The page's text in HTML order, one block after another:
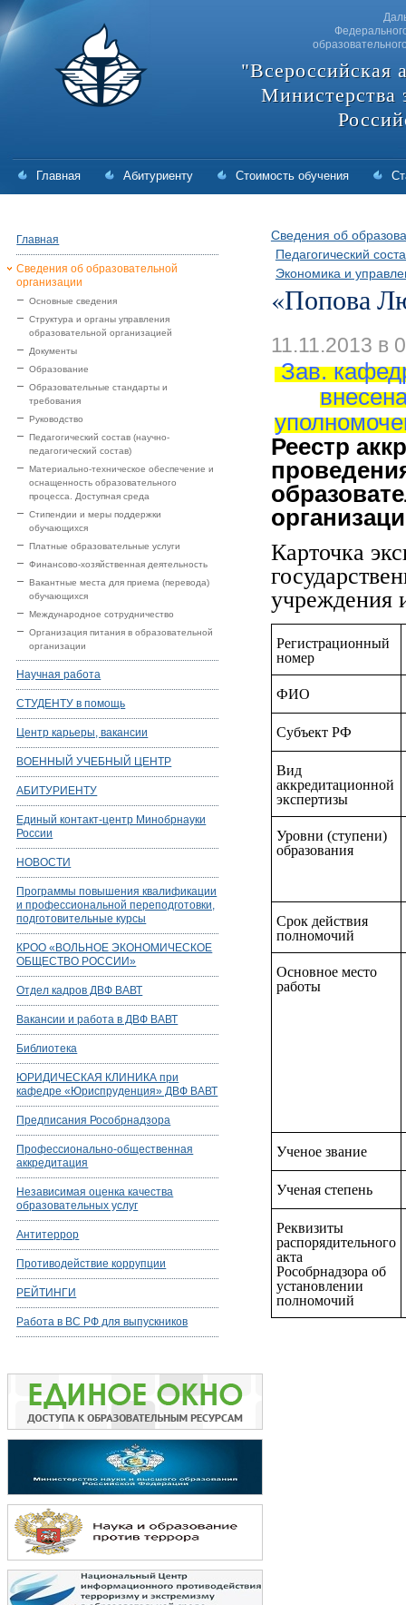
"Всероссийская
Министерства
Главная Абитуриенту Стоимость обучения
Главная
Сведения об образовательной
организации
Основные сведения
Структура и органы управления
образовательной организацией
Документы
Образование
Образовательные стандарты и
требования
Руководство
Педагогический состав (научно-
педагогический состав)
Материально-техническое обеспечение и
оснащенность образовательного
процесса. Доступная среда
Стипендии и меры поддержки
обучающихся
Платные образовательные услуги
Финансово-хозяйственная деятельность
Вакантные места для приема (перевода)
обучающихся
Международное сотрудничество
Организация питания в образовательной
организации
Научная работа
СТУДЕНТУ в помощь
Центр карьеры, вакансии
ВОЕННЫЙ УЧЕБНЫЙ ЦЕНТР
АБИТУРИЕНТУ
Единый контакт-центр Минобрнауки
России
НОВОСТИ
Программы повышения квалификации
и профессиональной переподготовки,
подготовительные курсы
КРОО «ВОЛЬНОЕ ЭКОНОМИЧЕСКОЕ
ОБЩЕСТВО РОССИИ»
Отдел кадров ДВФ ВАВТ
Вакансии и работа в ДВФ ВАВТ
Библиотека
ЮРИДИЧЕСКАЯ КЛИНИКА при
кафедре «Юриспруденция» ДВФ ВАВТ
Предписания Рособрнадзора
Профессионально-общественная
аккредитация
Независимая оценка качества
образовательных услуг
Антитеррор
Противодействие коррупции
РЕЙТИНГИ
Работа в ВС РФ для выпускников
Сведения об
Педагогический
Экономика и
«Попова
11.11.2013 в
Зав.
Реестр
Карточка
учреждения
Регистрационный
номер
ФИО
Субъект РФ
Вид
аккредитационной
экспертизы
Уровни (ступени)
образования
Срок действия
полномочий
Основное место
работы
Ученое звание
Ученая степень
Реквизиты
распорядительного
акта
Рособрнадзора об
установлении
полномочий